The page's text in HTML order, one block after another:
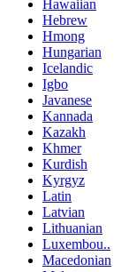
Hawaiian
Hebrew
Hmong
Hungarian
Icelandic
Igbo
Javanese
Kannada
Kazakh
Khmer
Kurdish
Kyrgyz
Latin
Latvian
Lithuanian
Luxembou..
Macedonian